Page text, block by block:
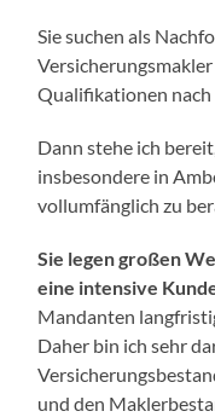
Sie suchen als
Qualifikationen nach
Dann stehe ich
insbesondere in
vollumfänglich zu
Sie legen großen
eine intensive
Mandanten
Daher bin ich sehr
und den